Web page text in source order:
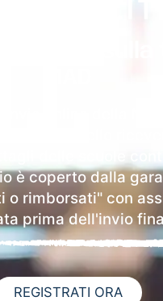
è coperto dalla
o rimborsati" con
prima dell'invio
REGISTRATI ORA